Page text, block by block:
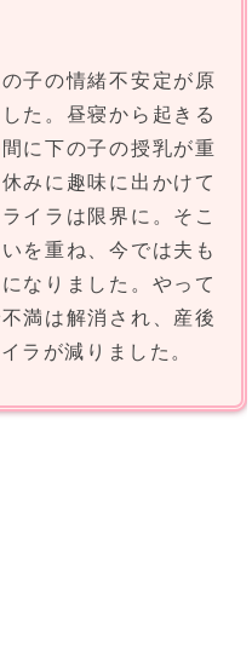
子の情緒不安定が原
た。昼寝から起きる
に下の子の授乳が重
みに趣味に出かけて
イラは限界に。そこ
を重ね、今では夫も
なりました。やって
満は解消され、産後
ラが減りました。